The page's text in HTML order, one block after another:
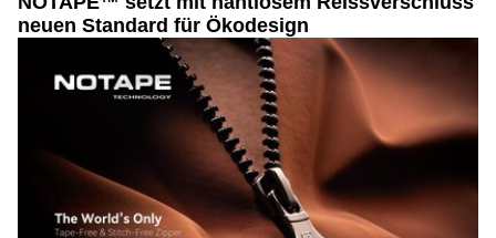
neuen Standard für Ökodesign